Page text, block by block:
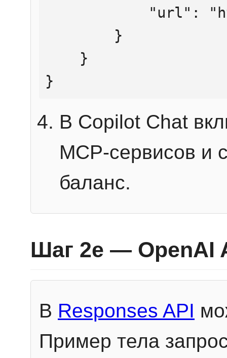
}
В Copilot Chat
MCP-сервисов и
баланс.
Шаг 2e — OpenAI
В Responses API
Пример тела